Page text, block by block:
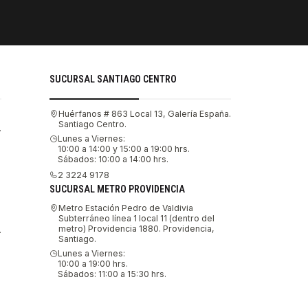
SUCURSAL SANTIAGO CENTRO
Huérfanos # 863 Local 13, Galería España.
Santiago Centro.
Lunes a Viernes:
10:00 a 14:00 y 15:00 a 19:00 hrs.
Sábados: 10:00 a 14:00 hrs.
2 3224 9178
SUCURSAL METRO PROVIDENCIA
Metro Estación Pedro de Valdivia
Subterráneo línea 1 local 11 (dentro del
metro) Providencia 1880. Providencia,
Santiago.
Lunes a Viernes:
10:00 a 19:00 hrs.
Sábados: 11:00 a 15:30 hrs.